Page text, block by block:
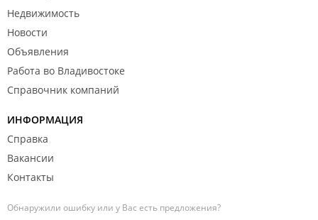
Недвижимость
Новости
Объявления
Работа во Владивостоке
Справочник компаний
ИНФОРМАЦИЯ
Справка
Вакансии
Контакты
Обнаружили ошибку или у Вас есть предложения?